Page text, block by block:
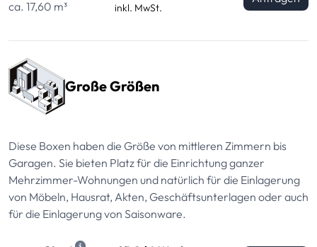
ca. 17,60 m³
inkl. MwSt.
Große Größen
Diese Boxen haben die Größe von mittleren Zimmern bis
Garagen. Sie bieten Platz für die Einrichtung ganzer
Mehrzimmer-Wohnungen und natürlich für die Einlagerung
von Möbeln, Hausrat, Akten, Geschäftsunterlagen oder auch
für die Einlagerung von Saisonware.